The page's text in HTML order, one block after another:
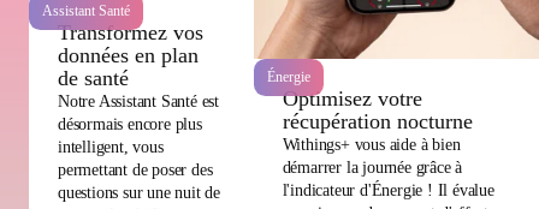
Assistant Santé
Transformez vos
données en plan
de santé
Notre Assistant Santé est
désormais encore plus
intelligent, vous
permettant de poser des
questions sur une nuit de
Énergie
Optimisez votre
récupération nocturne
Withings+ vous aide à bien
démarrer la journée grâce à
l'indicateur d'Énergie ! Il évalue